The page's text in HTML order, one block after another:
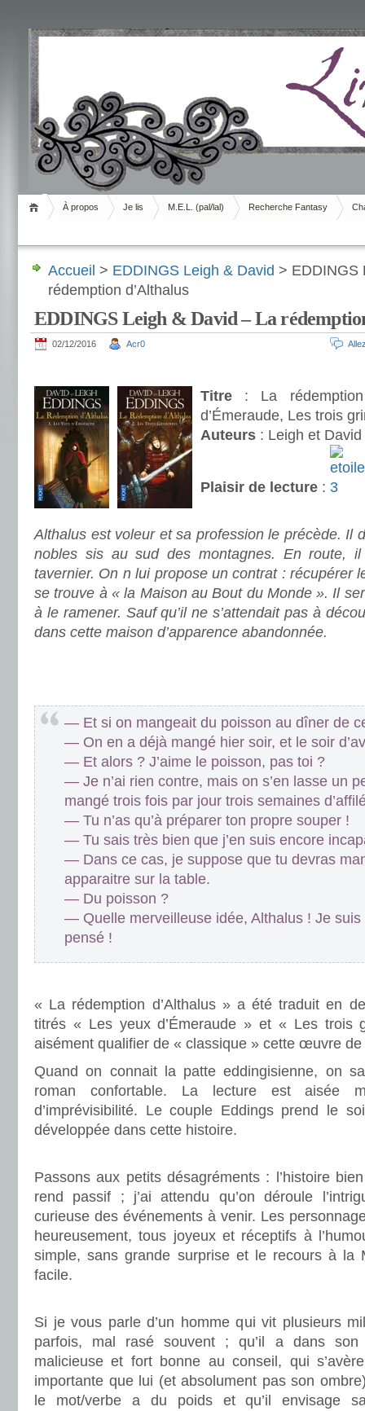
Livrement
À propos Je lis M.E.L. (pal/lal) Recherche Fantasy
Accueil > EDDINGS Leigh & David > EDDINGS
rédemption d’Althalus
EDDINGS Leigh & David – La
02/12/2016 Acr0
Titre : La rédemption
d’Émeraude, Les trois
Auteurs : Leigh et
Plaisir de lecture :
Althalus est voleur et sa profession le précède. Il
nobles sis au sud des montagnes. En route,
tavernier. On n lui propose un contrat : récupérer
se trouve à « la Maison au Bout du Monde ». Il
à le ramener. Sauf qu’il ne s’attendait pas à
dans cette maison d’apparence abandonnée.
— Et si on mangeait du poisson au dîner de
— On en a déjà mangé hier soir, et le soir
— Et alors ? J’aime le poisson, pas toi ?
— Je n’ai rien contre, mais on s’en lasse un
mangé trois fois par jour trois semaines
— Tu n’as qu’à préparer ton propre souper !
— Tu sais très bien que j’en suis encore
— Dans ce cas, je suppose que tu devras
apparaitre sur la table.
— Du poisson ?
— Quelle merveilleuse idée, Althalus ! Je suis
pensé !
« La rédemption d’Althalus » a été traduit en
titrés « Les yeux d’Émeraude » et « Les trois
aisément qualifier de « classique » cette œuvre de
Quand on connait la patte eddingisienne, on
roman confortable. La lecture est aisée
d’imprévisibilité. Le couple Eddings prend le
développée dans cette histoire.
Passons aux petits désagréments : l’histoire
rend passif ; j’ai attendu qu’on déroule
curieuse des événements à venir. Les
heureusement, tous joyeux et réceptifs à
simple, sans grande surprise et le recours à la
facile.
Si je vous parle d’un homme qui vit plusieurs
parfois, mal rasé souvent ; qu’il a dans son
malicieuse et fort bonne au conseil, qui
importante que lui (et absolument pas son
le mot/verbe a du poids et qu’il envisage